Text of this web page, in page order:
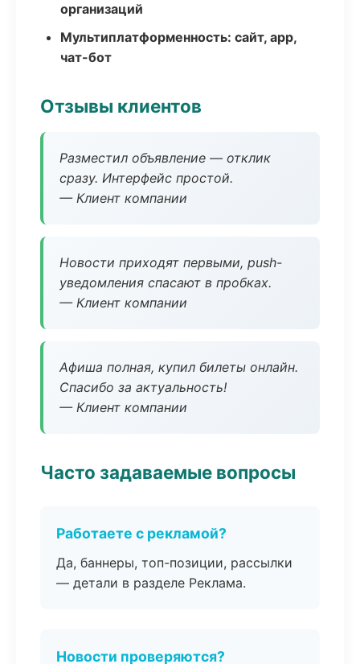
организаций
Мультиплатформенность: сайт, app,
чат-бот
Отзывы клиентов
Разместил объявление — отклик
сразу. Интерфейс простой.
— Клиент компании
Новости приходят первыми, push-
уведомления спасают в пробках.
— Клиент компании
Афиша полная, купил билеты онлайн.
Спасибо за актуальность!
— Клиент компании
Часто задаваемые вопросы
Работаете с рекламой?
Да, баннеры, топ-позиции, рассылки
— детали в разделе Реклама.
Новости проверяются?